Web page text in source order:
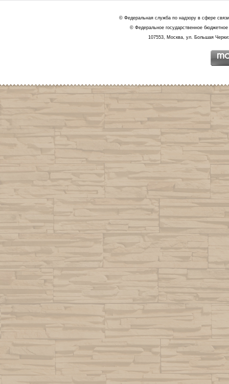
© Федеральная служба по надзору в сфере
© Федеральное государственное
107553, Москва, ул. Большая